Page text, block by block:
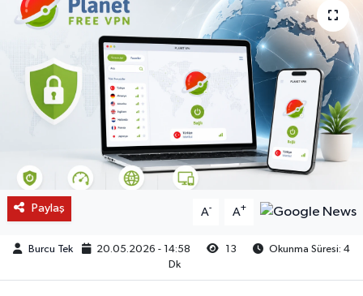
Paylaş A- A+
Burcu Tek 20.05.2026 - 14:58 13
Okunma Süresi: 4
Dk